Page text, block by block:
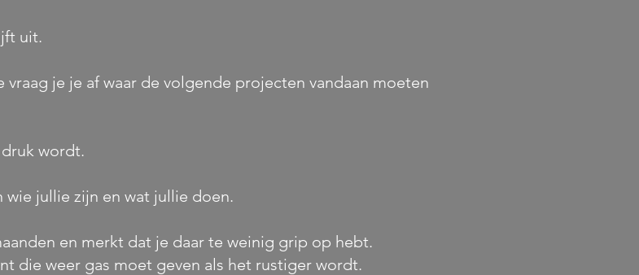
uit.
je je af waar de volgende projecten vandaan moeten
wordt.
jullie zijn en wat jullie doen.
en merkt dat je daar te weinig grip op hebt.
die weer gas moet geven als het rustiger wordt.